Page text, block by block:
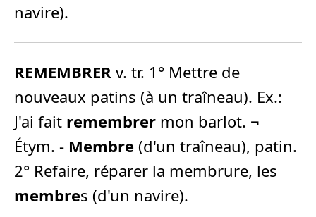
navire).
REMEMBRER v. tr. 1° Mettre de
nouveaux patins (à un traîneau). Ex.:
J'ai fait remembrer mon barlot. ¬
Étym. - Membre (d'un traîneau), patin.
2° Refaire, réparer la membrure, les
membres (d'un navire).